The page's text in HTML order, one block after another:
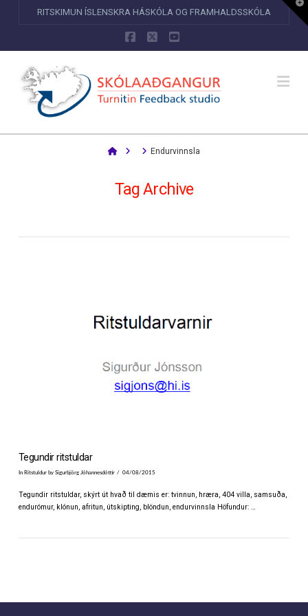
RITSKIMUN ÍSLENSKRA HÁSKÓLA OG FRAMHALDSSKÓLA
Facebook
X YouTube
Home Endurvinnsla
Tag Archive
Tegundir ritstuldar
In Ritstuldurby Sigurbjörg Jóhannesdóttir 04/08/2015
Tegundir ritstuldar, skýrt út hvað til dæmis er: tvinnun, hræra, 404 villa, samsuða,
endurómur, klónun, afritun, útskipting, blöndun, endurvinnsla Höfundur: …